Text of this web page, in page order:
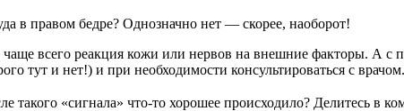
в правом бедре? Однозначно нет — скорее, наоборот!
всего реакция кожи или нервов на внешние факторы. А
тут и нет!) и при необходимости консультироваться с врачом.
такого «сигнала» что‑то хорошее происходило? Делитесь в